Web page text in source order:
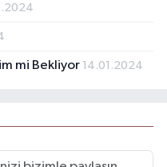
mi Bekliyor 14.01.2024